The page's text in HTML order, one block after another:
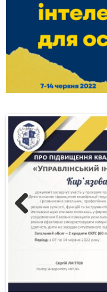
Previous